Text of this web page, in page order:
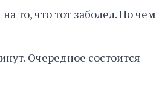
то, что тот заболел. Но чем
Очередное состоится